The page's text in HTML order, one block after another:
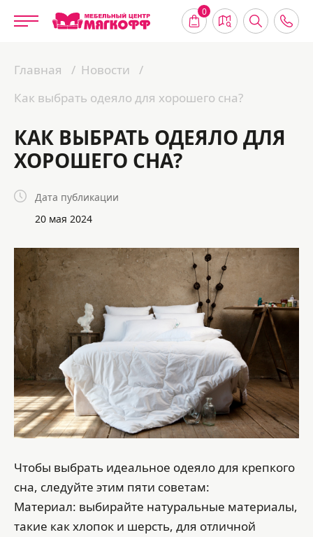
0
Главная
Новости
Как выбрать одеяло для хорошего сна?
КАК ВЫБРАТЬ ОДЕЯЛО ДЛЯ
ХОРОШЕГО СНА?
Дата публикации
20 мая 2024
Чтобы выбрать идеальное одеяло для крепкого
сна, следуйте этим пяти советам:
Материал: выбирайте натуральные материалы,
такие как хлопок и шерсть, для отличной